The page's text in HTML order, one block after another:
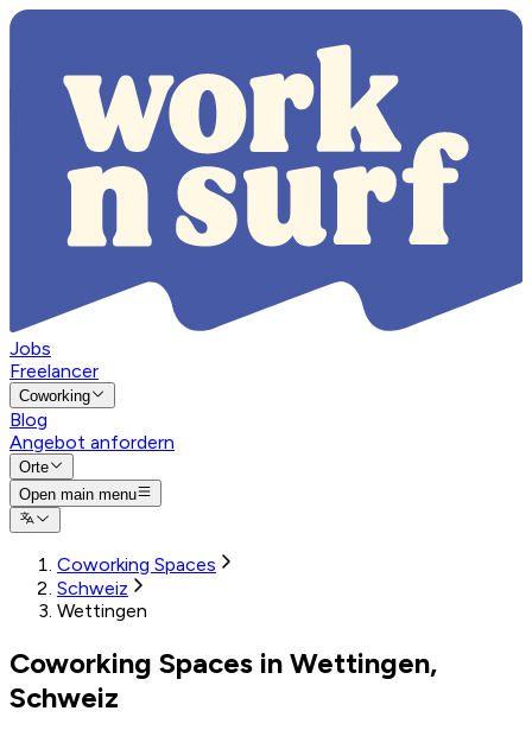
Jobs
Freelancer
Coworking
Blog
Angebot anfordern
Orte
Open main menu
Coworking Spaces
Schweiz
Wettingen
Coworking Spaces in Wettingen,
Schweiz